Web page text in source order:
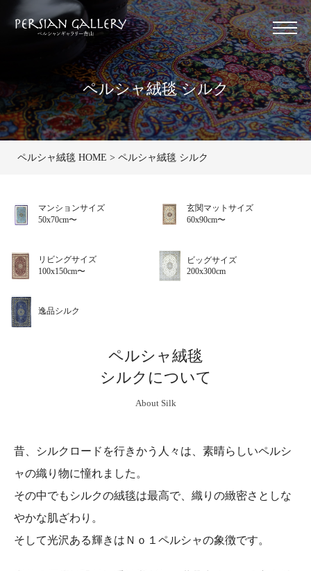
ペルシャ絨毯 シルク
ペルシャ絨毯 HOME ペルシャ絨毯 シルク
マンションサイズ
50x70cm〜
玄関マットサイズ
60x90cm〜
リビングサイズ
100x150cm〜
ビッグサイズ
200x300cm
逸品シルク
ペルシャ絨毯
シルクについて
About Silk
昔、シルクロードを行きかう人々は、素晴らしいペルシ
ャの織り物に憧れました。
その中でもシルクの絨毯は最高で、織りの緻密さとしな
やかな肌ざわり。
そして光沢ある輝きはＮｏ１ペルシャの象徴です。